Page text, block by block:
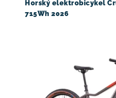
Horský elektrobicykel
715Wh 2026